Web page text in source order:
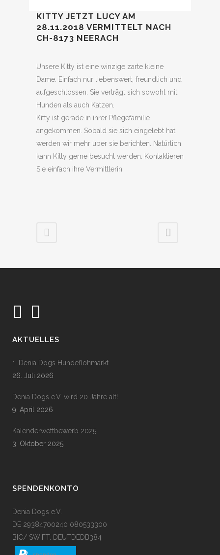
KITTY JETZT LUCY AM
28.11.2018 VERMITTELT NACH
CH-8173 NEERACH
Unsere Kitty ist eine winzige zarte kleine
Dame. Einfach nur liebenswert, freundlich und
aufgeschlossen. Sie verträgt sich sowohl mit
Hunden als auch Katzen.
Kitty ist gerade in ihrer Pflegefamilie
angekommen. Sobald sie sich eingelebt hat
werden wir mehr über sie berichten. Natürlich
kann Kitty gerne besucht werden. Kontaktieren
Sie einfach ihre Vermittlerin
AKTUELLES
1. Denia Dogs Hundeflohmarkt
26. Juli 2026
Denia Dogs e.V. wird 20 Jahre alt!
9. April 2026
Kalenderwettbewerb 2025
3. Oktober 2025
SPENDENKONTO
Denia Dogs e.V.
DE 29384700240 080533300
BIC/ SWIFT: DEUTDEDB384